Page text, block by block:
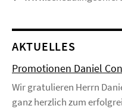
AKTUELLES
Promotionen Daniel
Wir gratulieren Herrn
ganz herzlich zum